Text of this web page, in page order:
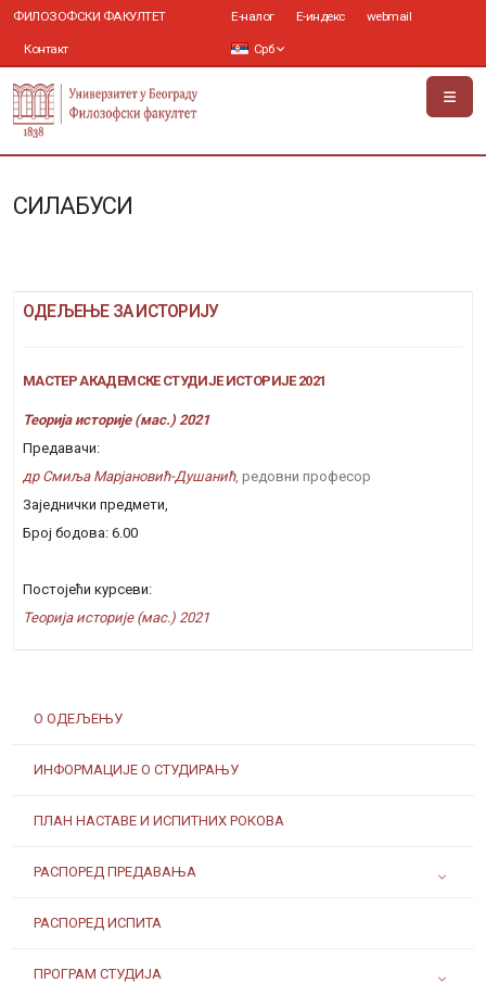
ФИЛОЗОФСКИ ФАКУЛТЕТ
Контакт
Е-налог Е-индекс webmail
Срб
СИЛАБУСИ
О ОДЕЉЕЊУ
ИНФОРМАЦИЈЕ О СТУДИРАЊУ
ПЛАН НАСТАВЕ И ИСПИТНИХ РОКОВА
РАСПОРЕД ПРЕДАВАЊА
РАСПОРЕД ИСПИТА
ПРОГРАМ СТУДИЈА
ОДЕЉЕЊЕ ЗА ИСТОРИЈУ
МАСТЕР АКАДЕМСКЕ СТУДИЈЕ ИСТОРИЈЕ 2021
Теорија историје (мас.) 2021
Предавачи:
др Смиља Марјановић-Душанић, редовни професор
Заједнички предмети,
Број бодова: 6.00
Постојећи курсеви:
Теорија историје (мас.) 2021